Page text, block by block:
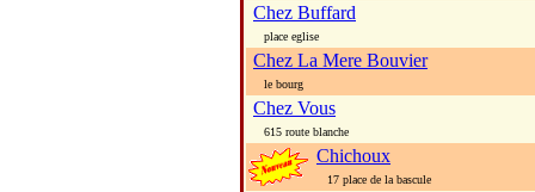
Chez Buffard
place eglise
Chez La Mere Bouvier
le bourg
Chez Vous
615 route blanche
Chichoux
17 place de la bascule